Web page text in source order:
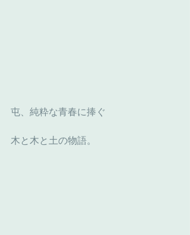
屯、純粋な青春に捧ぐ
木と木と土の物語。